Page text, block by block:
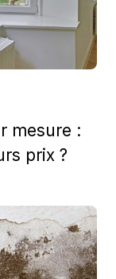
mesure :
prix ?